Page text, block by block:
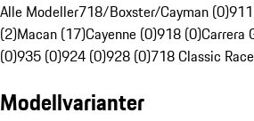
Alle Modeller718/Boxster/Cayman (0)
(2)Macan (17)Cayenne (0)918 (0)Carrera
(0)935 (0)924 (0)928 (0)718 Classic
Modellvarianter